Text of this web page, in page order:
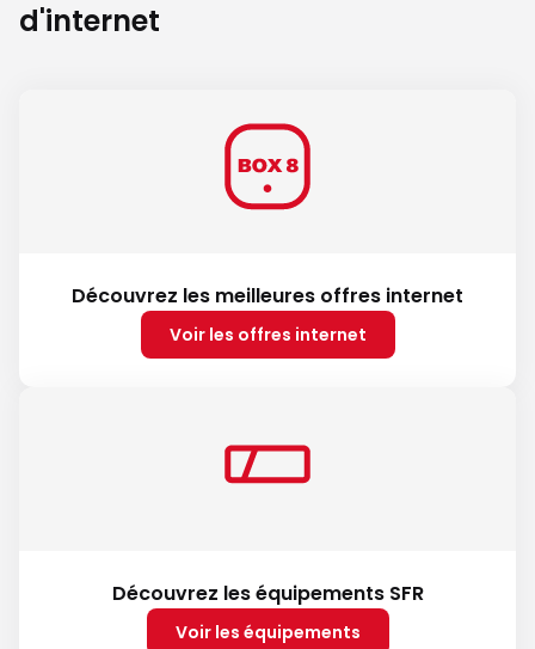
d'internet
Découvrez les meilleures offres internet
Voir les offres internet
Découvrez les équipements SFR
Voir les équipements